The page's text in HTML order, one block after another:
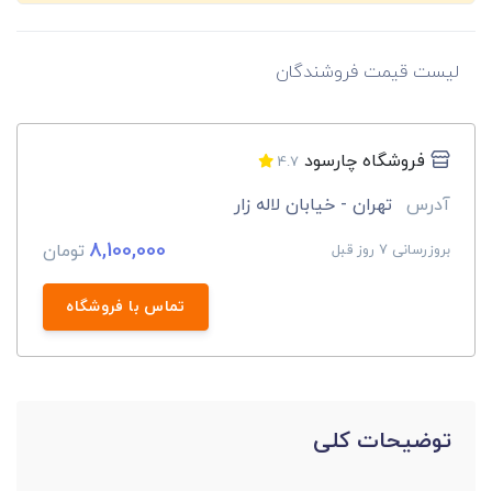
لیست قیمت فروشندگان
فروشگاه چارسود 4.7
آدرس تهران - خیابان لاله زار
بروزرسانی 7 روز قبل 8,100,000 تومان
تماس با فروشگاه
توضیحات کلی